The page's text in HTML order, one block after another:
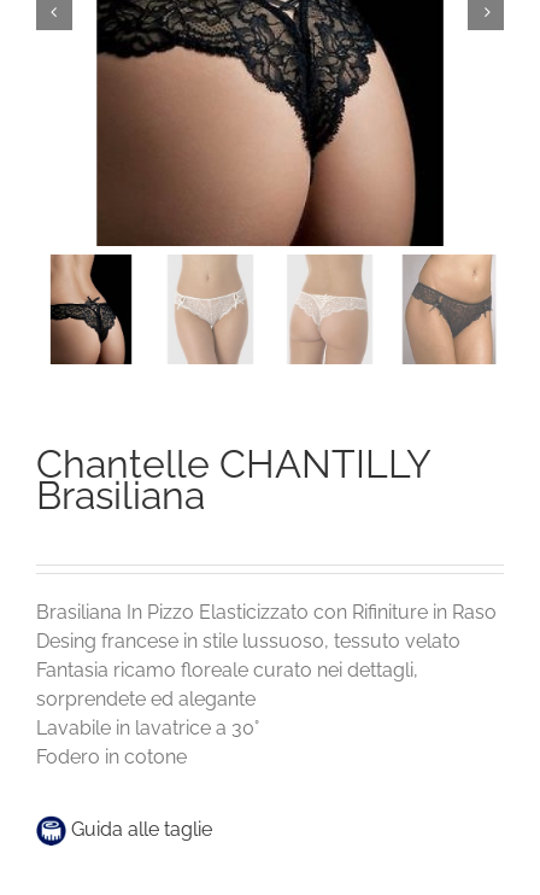
Chantelle CHANTILLY
Brasiliana
Brasiliana In Pizzo Elasticizzato con Rifiniture in Raso
Desing francese in stile lussuoso, tessuto velato
Fantasia ricamo floreale curato nei dettagli,
sorprendete ed alegante
Lavabile in lavatrice a 30°
Fodero in cotone
Guida alle taglie